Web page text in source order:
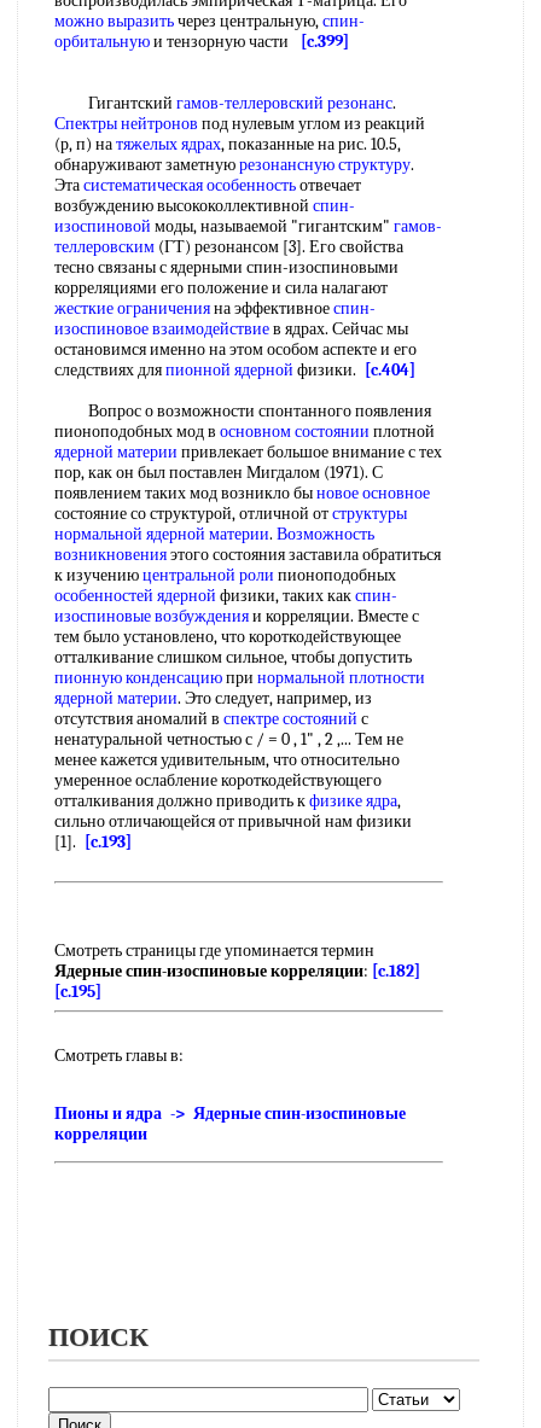
можно выразитьчерез центральную,спин-
орбитальнуюи тензорную части [c.399]
Гигантский гамов-теллеровский резонанс.
Спектры нейтронов под нулевым углом из реакций
(р, п) натяжелых ядрах, показанные на рис. 10.5,
обнаруживают заметнуюрезонансную структуру.
Этасистематическая особенностьотвечает
возбуждению высококоллективной спин-
изоспиновой моды, называемой "гигантским" гамов-
теллеровским (ГТ) резонансом [3]. Его свойства
тесно связаны с ядерными спин-изоспиновыми
корреляциями его положение и сила налагают
жесткие ограниченияна эффективноеспин-
изоспиновое взаимодействиев ядрах. Сейчас мы
остановимся именно на этом особом аспекте и его
следствиях дляпионной ядерной физики.
[c.404]
Вопрос о возможности спонтанного появления
пионоподобных мод в основном состоянии плотной
ядерной материи привлекает большое внимание с тех
пор, как он был поставлен Мигдалом (1971). С
появлением таких мод возникло быновое основное
состояние со структурой, отличной отструктуры
нормальной ядерной материи. Возможность
возникновенияэтого состояния заставила обратиться
к изучениюцентральной роли пионоподобных
особенностей ядерной физики, таких какспин-
изоспиновые возбужденияи корреляции. Вместе с
тем было установлено, что короткодействующее
отталкивание слишком сильное, чтобы допустить
пионную конденсациюпри нормальной плотности
ядерной материи. Это следует, например, из
отсутствия аномалий в спектре состояний с
ненатуральной четностью с / = 0 , 1" , 2 ,... Тем не
менее кажется удивительным, что относительно
умеренное ослабление короткодействующего
отталкивания должно приводить кфизике ядра,
сильно отличающейся от привычной нам физики
[1].
[c.193]
Смотреть страницы где упоминается термин
Ядерные спин-изоспиновые корреляции: [c.182]
[c.195]
Смотреть главы в:
Пионы и ядра -> Ядерные спин-изоспиновые
корреляции
ПОИСК